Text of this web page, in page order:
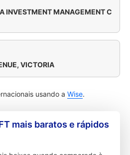
INVESTMENT MANAGEMENT C
VICTORIA
usando a Wise.
mais baratos e rápidos